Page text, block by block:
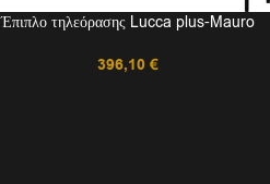
Έπιπλο τηλεόρασης Lucca plus-Mauro
396,10€